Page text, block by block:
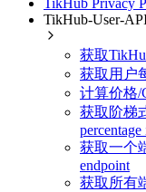
TikHub Privacy
TikHub-User-
获取
获取用户
计算价格/
获取阶梯
获取一个
endpoint
获取所有